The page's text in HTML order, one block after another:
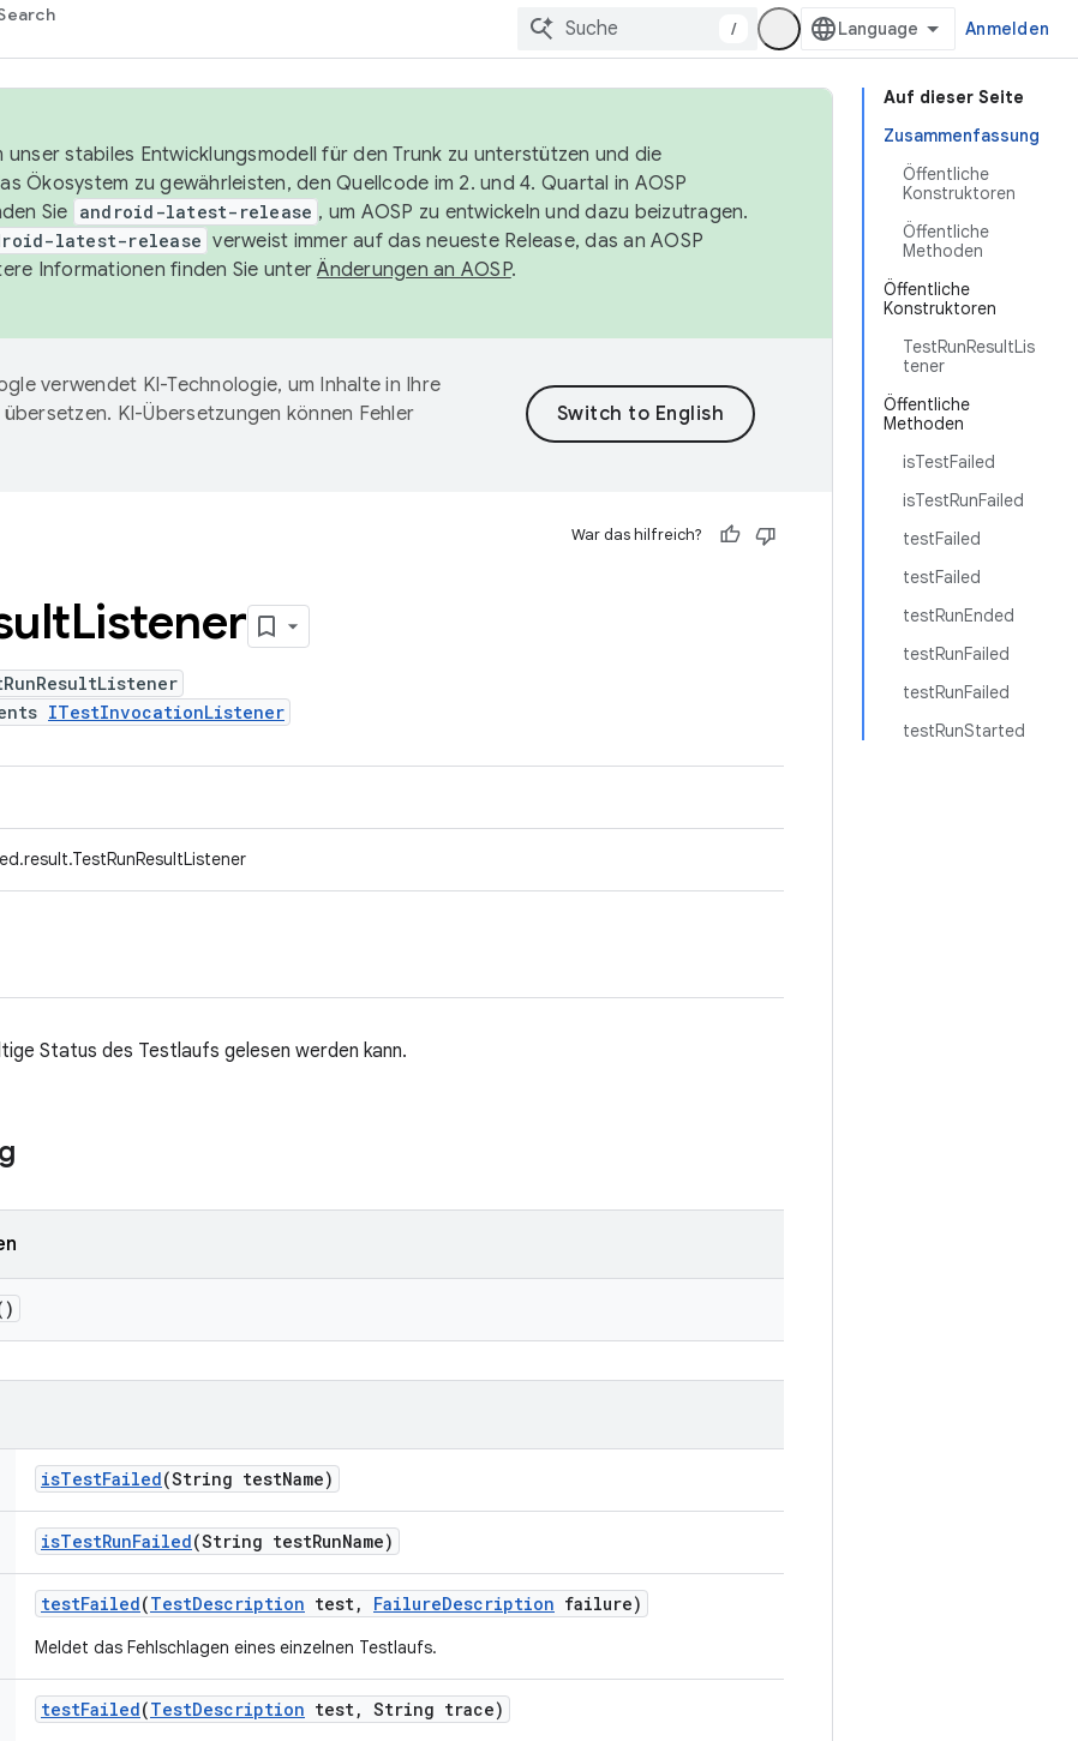
/ Anmelden
Auf dieser Seite
Zusammenfassung
Öffentliche
Konstruktoren
Öffentliche
Methoden
Öffentliche
Konstruktoren
TestRunResultLis
tener
Öffentliche
Methoden
isTestFailed
isTestRunFailed
testFailed
testFailed
testRunEnded
testRunFailed
testRunFailed
testRunStarted
unser stabiles Entwicklungsmodell für den Trunk zu unterstützen und die
Ökosystem zu gewährleisten, den Quellcode im 2. und 4. Quartal in AOSP
Sie android-latest-release , um AOSP zu entwickeln und dazu beizutragen.
latest-release verweist immer auf das neueste Release, das an AOSP
Informationen finden Sie unterÄnderungen an AOSP.
verwendet KI-Technologie, um Inhalte in Ihre
KI-Übersetzungen können Fehler
War das hilfreich?
Listener
ITestInvocationListener
Status des Testlaufs gelesen werden kann.
isTestFailed(String testName)
isTestRunFailed(String testRunName)
testFailed(TestDescription test, FailureDescription failure)
Meldet das Fehlschlagen eines einzelnen Testlaufs.
testFailed(TestDescription test, String trace)